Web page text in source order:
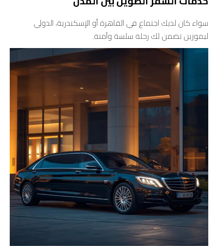
سواء كان لديك اجتماع في القاهرة أو الإسكندرية، الدولي
ليموزين تضمن لك رحلة سلسة وآمنة.